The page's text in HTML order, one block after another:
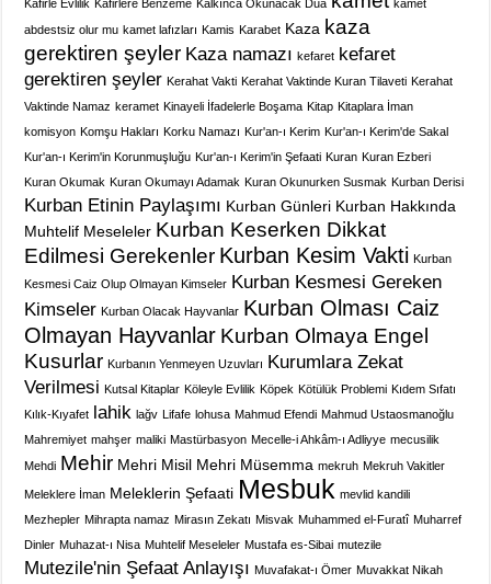
Kafirle Evlilik Kafirlere Benzeme Kalkınca Okunacak Dua
kamet
abdestsiz olur mu kamet lafızları Kamis Karabet Kaza kaza
gerektiren şeyler Kaza namazı kefaret kefaret
gerektiren şeyler Kerahat Vakti Kerahat Vaktinde Kuran Tilaveti Kerahat
Vaktinde Namaz keramet Kinayeli İfadelerle Boşama Kitap Kitaplara İman
komisyon Komşu Hakları Korku Namazı Kur'an-ı Kerim Kur'an-ı Kerim'de Sakal
Kur'an-ı Kerim'in Korunmuşluğu Kur'an-ı Kerim'in Şefaati Kuran Kuran Ezberi
Kuran Okumak Kuran Okumayı Adamak Kuran Okunurken Susmak Kurban Derisi
Kurban Etinin Paylaşımı Kurban Günleri Kurban Hakkında
Muhtelif Meseleler Kurban Keserken Dikkat
Edilmesi Gerekenler Kurban Kesim Vakti Kurban
Kesmesi Caiz Olup Olmayan Kimseler Kurban Kesmesi Gereken
Kimseler Kurban Olacak Hayvanlar Kurban Olması Caiz
Olmayan Hayvanlar Kurban Olmaya Engel
Kusurlar Kurbanın Yenmeyen Uzuvları Kurumlara Zekat
Verilmesi Kutsal Kitaplar Köleyle Evlilik Köpek Kötülük Problemi Kıdem Sıfatı
Kılık-Kıyafet lahik lağv Lifafe lohusa Mahmud Efendi Mahmud Ustaosmanoğlu
Mahremiyet mahşer maliki Mastürbasyon Mecelle-i Ahkâm-ı Adliyye mecusilik
Mehdi Mehir Mehri Misil Mehri Müsemma mekruh Mekruh Vakitler
Meleklere İman Meleklerin Şefaati Mesbuk mevlid kandili
Mezhepler Mihrapta namaz Mirasın Zekatı Misvak Muhammed el-Furatî Muharref
Dinler Muhazat-ı Nisa Muhtelif Meseleler Mustafa es-Sibai mutezile
Mutezile'nin Şefaat Anlayışı Muvafakat-ı Ömer Muvakkat Nikah